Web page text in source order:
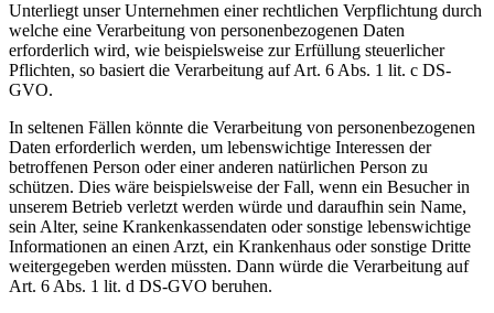
Unterliegt unser Unternehmen einer rechtlichen Verpflichtung durch
welche eine Verarbeitung von personenbezogenen Daten
erforderlich wird, wie beispielsweise zur Erfüllung steuerlicher
Pflichten, so basiert die Verarbeitung auf Art. 6 Abs. 1 lit. c DS-
GVO.
In seltenen Fällen könnte die Verarbeitung von personenbezogenen
Daten erforderlich werden, um lebenswichtige Interessen der
betroffenen Person oder einer anderen natürlichen Person zu
schützen. Dies wäre beispielsweise der Fall, wenn ein Besucher in
unserem Betrieb verletzt werden würde und daraufhin sein Name,
sein Alter, seine Krankenkassendaten oder sonstige lebenswichtige
Informationen an einen Arzt, ein Krankenhaus oder sonstige Dritte
weitergegeben werden müssten. Dann würde die Verarbeitung auf
Art. 6 Abs. 1 lit. d DS-GVO beruhen.